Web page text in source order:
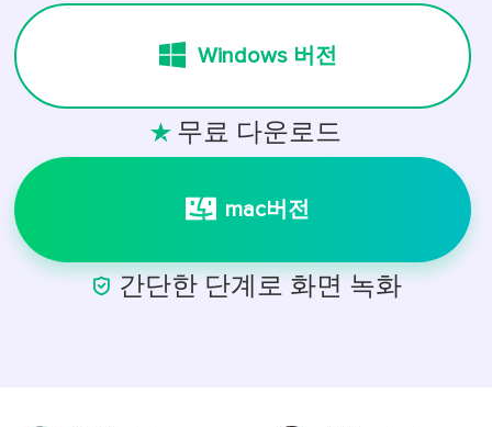
Windows 버전
 무료 다운로드
mac버전
 간단한 단계로 화면 녹화